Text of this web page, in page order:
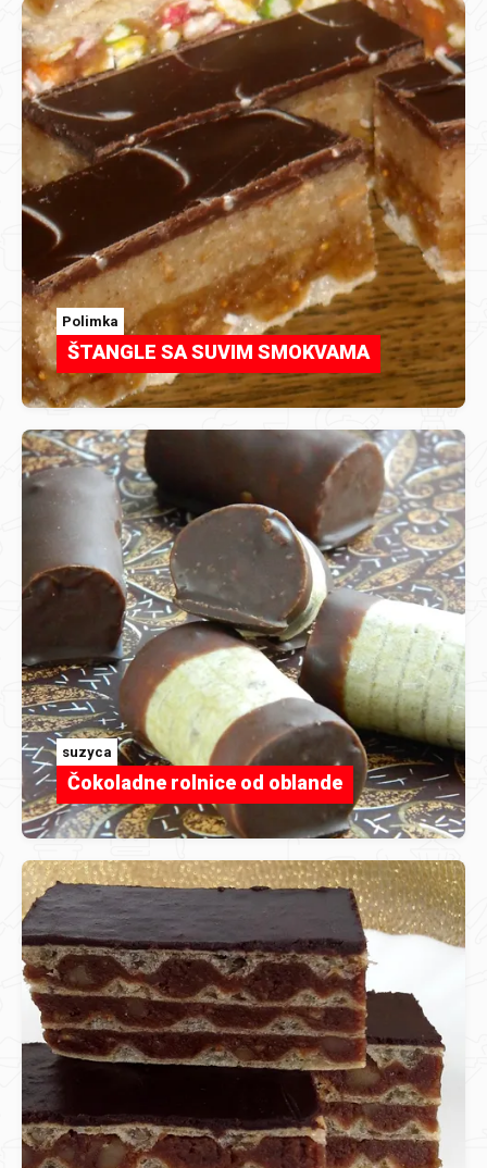
Polimka
ŠTANGLE SA SUVIM SMOKVAMA
suzyca
Čokoladne rolnice od oblande